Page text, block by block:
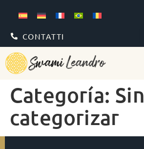
CONTATTI
Categoría: Sin
categorizar